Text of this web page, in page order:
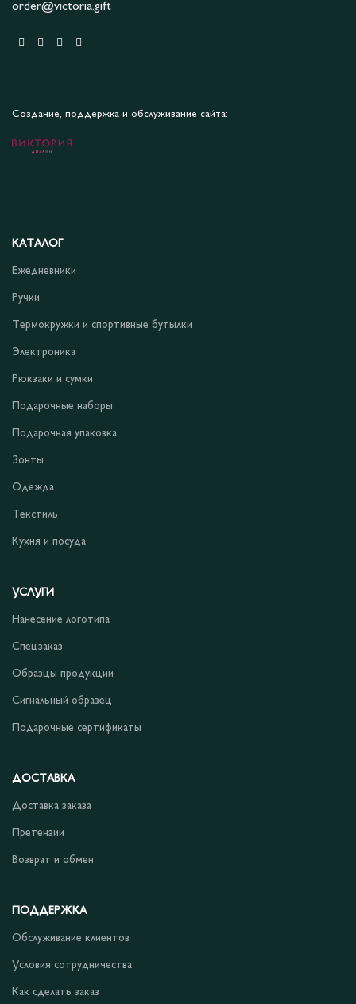
order@victoria.gift
Создание, поддержка и обслуживание сайта:
КАТАЛОГ
Ежедневники
Ручки
Термокружки и спортивные бутылки
Электроника
Рюкзаки и сумки
Подарочные наборы
Подарочная упаковка
Зонты
Одежда
Текстиль
Кухня и посуда
УСЛУГИ
Нанесение логотипа
Спецзаказ
Образцы продукции
Сигнальный образец
Подарочные сертификаты
ДОСТАВКА
Доставка заказа
Претензии
Возврат и обмен
ПОДДЕРЖКА
Обслуживание клиентов
Условия сотрудничества
Как сделать заказ